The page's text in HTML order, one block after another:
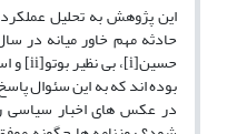
این پژوهش به تحلیل
حادثه مهم خاور میانه در
بوده اند که به این سئوال
در عکس های اخبار سیاسی